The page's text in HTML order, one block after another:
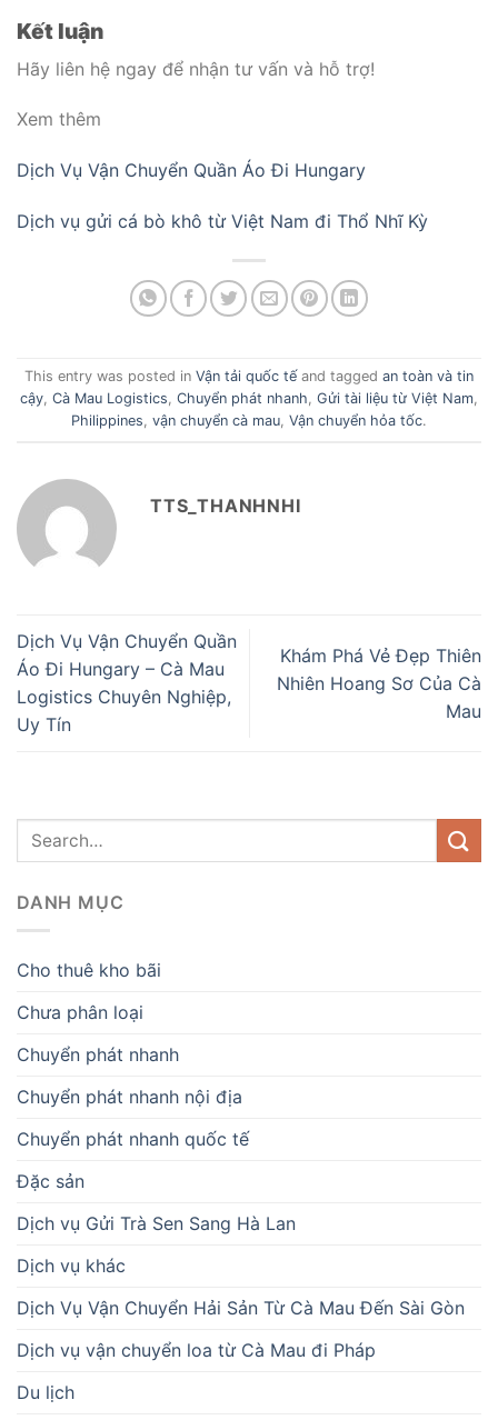
Kết luận
Hãy liên hệ ngay để nhận tư vấn và hỗ trợ!
Xem thêm
Dịch Vụ Vận Chuyển Quần Áo Đi Hungary
Dịch vụ gửi cá bò khô từ Việt Nam đi Thổ Nhĩ Kỳ
This entry was posted in Vận tải quốc tế and tagged an toàn và tin
cậy, Cà Mau Logistics, Chuyển phát nhanh, Gửi tài liệu từ Việt Nam,
Philippines, vận chuyển cà mau, Vận chuyển hỏa tốc.
TTS_THANHNHI
Dịch Vụ Vận Chuyển Quần
Áo Đi Hungary – Cà Mau
Logistics Chuyên Nghiệp,
Uy Tín
Khám Phá Vẻ Đẹp Thiên
Nhiên Hoang Sơ Của Cà
Mau
DANH MỤC
Cho thuê kho bãi
Chưa phân loại
Chuyển phát nhanh
Chuyển phát nhanh nội địa
Chuyển phát nhanh quốc tế
Đặc sản
Dịch vụ Gửi Trà Sen Sang Hà Lan
Dịch vụ khác
Dịch Vụ Vận Chuyển Hải Sản Từ Cà Mau Đến Sài Gòn
Dịch vụ vận chuyển loa từ Cà Mau đi Pháp
Du lịch